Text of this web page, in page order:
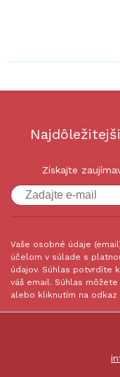
Získajte
Vaše osobné údaje
účelom v súlade s
údajov. Súhlas potvrdíte
váš email. Súhlas
alebo kliknutím na